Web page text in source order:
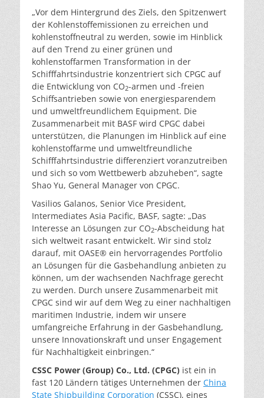
„Vor dem Hintergrund des Ziels, den Spitzenwert
der Kohlenstoffemissionen zu erreichen und
kohlenstoffneutral zu werden, sowie im Hinblick
auf den Trend zu einer grünen und
kohlenstoffarmen Transformation in der
Schifffahrtsindustrie konzentriert sich CPGC auf
die Entwicklung von CO2-armen und -freien
Schiffsantrieben sowie von energiesparendem
und umweltfreundlichem Equipment. Die
Zusammenarbeit mit BASF wird CPGC dabei
unterstützen, die Planungen im Hinblick auf eine
kohlenstoffarme und umweltfreundliche
Schifffahrtsindustrie differenziert voranzutreiben
und sich so vom Wettbewerb abzuheben“, sagte
Shao Yu, General Manager von CPGC.
Vasilios Galanos, Senior Vice President,
Intermediates Asia Pacific, BASF, sagte: „Das
Interesse an Lösungen zur CO2-Abscheidung hat
sich weltweit rasant entwickelt. Wir sind stolz
darauf, mit OASE® ein hervorragendes Portfolio
an Lösungen für die Gasbehandlung anbieten zu
können, um der wachsenden Nachfrage gerecht
zu werden. Durch unsere Zusammenarbeit mit
CPGC sind wir auf dem Weg zu einer nachhaltigen
maritimen Industrie, indem wir unsere
umfangreiche Erfahrung in der Gasbehandlung,
unsere Innovationskraft und unser Engagement
für Nachhaltigkeit einbringen.“
CSSC Power (Group) Co., Ltd. (CPGC) ist ein in
fast 120 Ländern tätiges Unternehmen der China
State Shipbuilding Corporation (CSSC), eines